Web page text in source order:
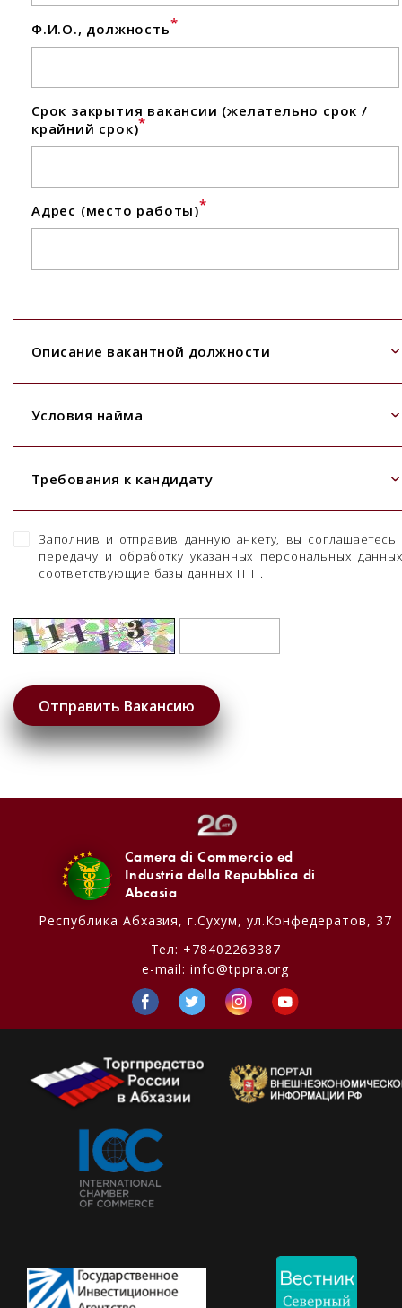
Ф.И.О., должность*
Срок закрытия вакансии (желательно срок /
крайний срок)*
Адрес (место работы)*
Описание вакантной должности
Условия найма
Требования к кандидату
Заполнив и отправив данную анкету, вы соглашаетесь
передачу и обработку указанных персональных
соответствующие базы данных ТПП.
Camera di Commercio ed
Industria della Repubblica di
Abcasia
Республика Абхазия, г.Сухум, ул.Конфедератов, 37
Тел: +78402263387
e-mail:info@tppra.org